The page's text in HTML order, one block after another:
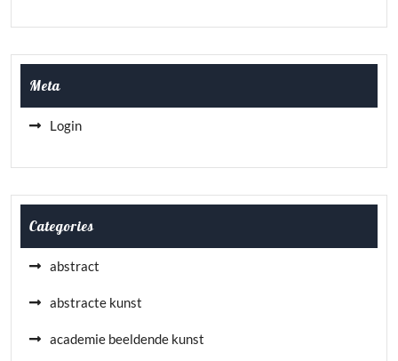
Meta
Login
Categories
abstract
abstracte kunst
academie beeldende kunst